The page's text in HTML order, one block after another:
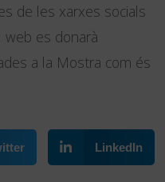
de les xarxes socials
web es donarà
a la Mostra com és
LinkedIn